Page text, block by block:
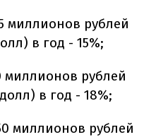
миллионов рублей
в год - 15%;
миллионов рублей
в год - 18%;
миллионов рублей